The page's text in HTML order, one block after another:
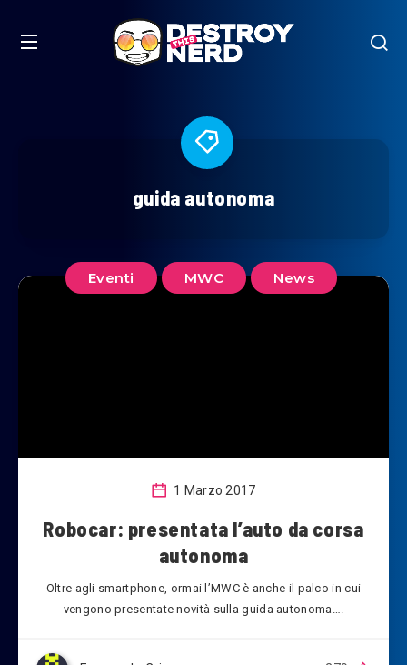
guida autonoma
Eventi MWC News
1 Marzo 2017
Robocar: presentata l’auto da corsa
autonoma
Oltre agli smartphone, ormai l’MWC è anche il palco in cui
vengono presentate novità sulla guida autonoma….